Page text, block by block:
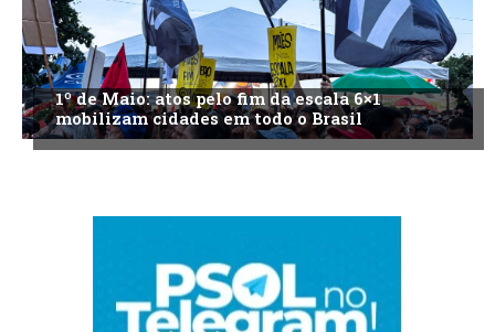
1º de Maio: atos pelo fim da escala 6×1
mobilizam cidades em todo o Brasil